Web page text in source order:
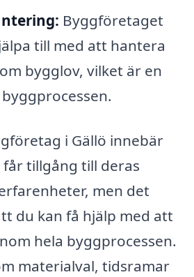
Byggföretaget
till med att hantera
bygglov, vilket är en
i Gällö innebär
tillgång till deras
men det
du kan få hjälp med att
hela byggprocessen.
materialval, tidsramar